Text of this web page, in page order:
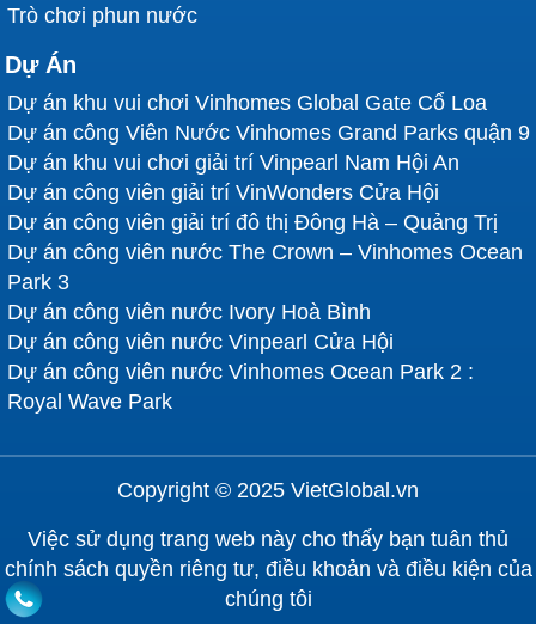
Trò chơi phun nước
Dự Án
Dự án khu vui chơi Vinhomes Global Gate Cổ Loa
Dự án công Viên Nước Vinhomes Grand Parks quận 9
Dự án khu vui chơi giải trí Vinpearl Nam Hội An
Dự án công viên giải trí VinWonders Cửa Hội
Dự án công viên giải trí đô thị Đông Hà – Quảng Trị
Dự án công viên nước The Crown – Vinhomes Ocean
Park 3
Dự án công viên nước Ivory Hoà Bình
Dự án công viên nước Vinpearl Cửa Hội
Dự án công viên nước Vinhomes Ocean Park 2 :
Royal Wave Park
Copyright © 2025 VietGlobal.vn
Việc sử dụng trang web này cho thấy bạn tuân thủ
chính sách quyền riêng tư, điều khoản và điều kiện của
chúng tôi